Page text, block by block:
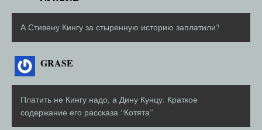
А Стивену Кингу за стыренную историю заплатили?
GRASE
Платить не Кингу надо, а Дину Кунцу. Краткое
содержание его рассказа “Котята”